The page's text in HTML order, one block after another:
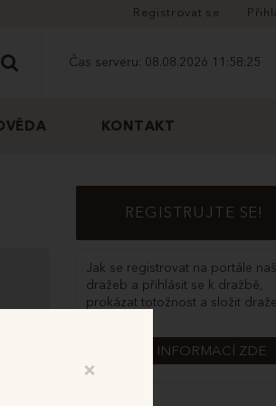
Registrovat se
Čas serveru: 08.08.2026 11:58:25
KONTAKT
REGISTRUJTE SE!
Jak se registrovat na portále
dražeb a přihlásit se k dražbě,
prokázat totožnost a složit
VÍCE INFORMACÍ ZDE
×